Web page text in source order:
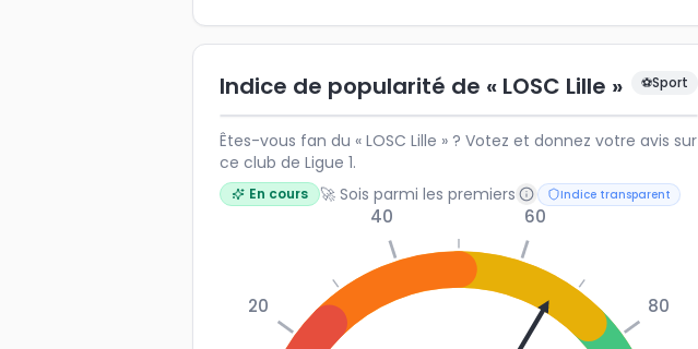
Indice de popularité de « LOSC Lille » ⚽Sport
Êtes-vous fan du « LOSC Lille » ? Votez et donnez votre avis sur
ce club de Ligue 1.
En cours 🚀 Sois parmi les premiers Indice transparent
20
40 60
80